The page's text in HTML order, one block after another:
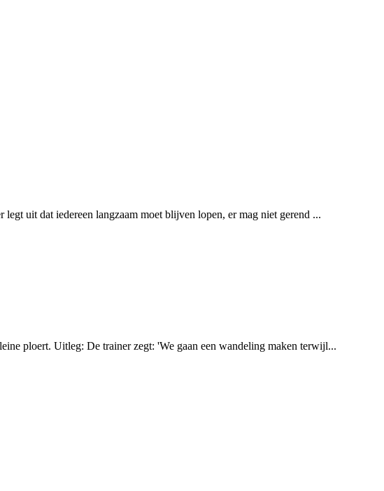
uit dat iedereen langzaam moet blijven lopen, er mag niet gerend ...
ploert. Uitleg: De trainer zegt: 'We gaan een wandeling maken terwijl...